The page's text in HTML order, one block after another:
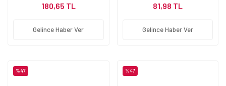
180,65 TL
Gelince Haber Ver
81,98 TL
Gelince Haber Ver
%47 %47